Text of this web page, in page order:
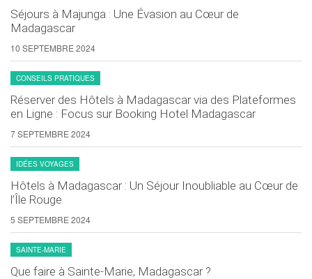
Séjours à Majunga : Une Évasion au Cœur de
Madagascar
10 SEPTEMBRE 2024
CONSEILS PRATIQUES
Réserver des Hôtels à Madagascar via des Plateformes
en Ligne : Focus sur Booking Hotel Madagascar
7 SEPTEMBRE 2024
IDÉES VOYAGES
Hôtels à Madagascar : Un Séjour Inoubliable au Cœur de
l’Île Rouge
5 SEPTEMBRE 2024
SAINTE-MARIE
Que faire à Sainte-Marie, Madagascar ?